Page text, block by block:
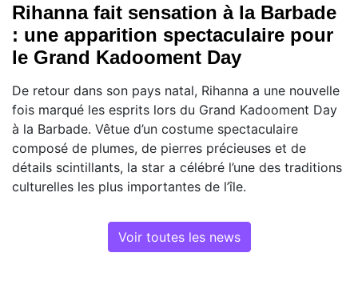
Rihanna fait sensation à la Barbade
: une apparition spectaculaire pour
le Grand Kadooment Day
De retour dans son pays natal, Rihanna a une nouvelle
fois marqué les esprits lors du Grand Kadooment Day
à la Barbade. Vêtue d’un costume spectaculaire
composé de plumes, de pierres précieuses et de
détails scintillants, la star a célébré l’une des traditions
culturelles les plus importantes de l’île.
Voir toutes les news